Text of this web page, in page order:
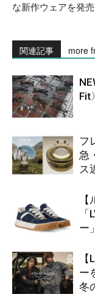
な新作ウェアを発売
関連記事 more
Fit〉
フ
急
ス
ー
ー
冬